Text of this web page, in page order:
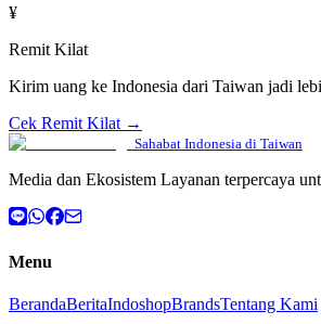
¥
Remit Kilat
Kirim uang ke Indonesia dari Taiwan jadi
Cek Remit Kilat →
Sahabat Indonesia di Taiwan
Media dan Ekosistem Layanan terpercaya
Menu
BerandaBeritaIndoshopBrandsTentang Kami